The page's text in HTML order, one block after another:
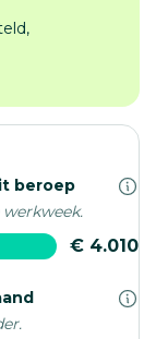
beroep
€ 4.010